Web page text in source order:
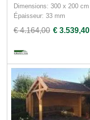
Dimensions: 300 x 200 cm
Épaisseur: 33 mm
€ 4.164,00 € 3.539,40